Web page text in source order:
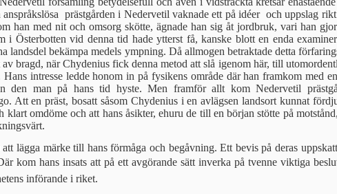
prästgården i Nedervetil vaknade ett på idéer och uppslag
han med nit och omsorg skötte, ägnade han sig åt jordbruk, vari han
i Österbotten vid denna tid hade ytterst få, kanske blott en enda
lands­del bekämpa medels ympning. Då allmogen betraktade detta
av bragd, när Chydenius fick denna metod att slå igenom här, till
intresse ledde honom in på fysikens område där han framkom med
den man på hans tid hyste. Men framför allt kom Neder­vetil
Att en präst, bosatt såsom Chydenius i en avlägsen landsort kunnat
klart omdöme och att hans åsikter, ehuru de till en början stötte på
lägga märke till hans förmåga och begåvning. Ett bevis på deras
kom hans insats att på ett avgörande sätt inverka på tvenne viktiga
införande i riket.